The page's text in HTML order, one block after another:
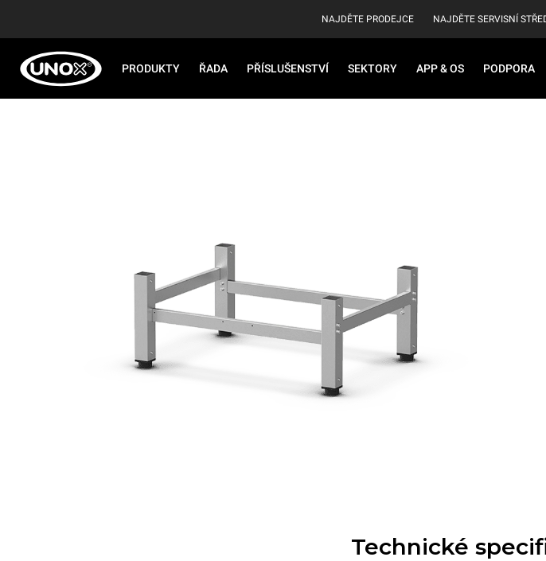
NAJDĚTE PRODEJCE NAJDĚTE SERVISNÍ
PRODUKTY ŘADA PŘÍSLUŠENSTVÍ SEKTORY APP & OS PODPORA
Technické